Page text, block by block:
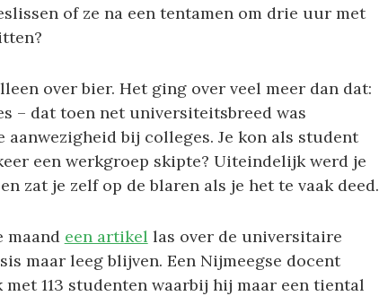
of ze na een tentamen om drie uur met
over bier. Het ging over veel meer dan dat:
– dat toen net universiteitsbreed was
bij colleges. Je kon als student
een werkgroep skipte? Uiteindelijk werd je
zat je zelf op de blaren als je het te vaak deed.
maand een artikel las over de universitaire
maar leeg blijven. Een Nijmeegse docent
113 studenten waarbij hij maar een tiental